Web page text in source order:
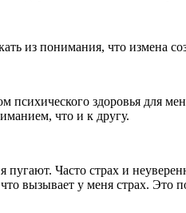
из понимания, что измена
здоровья для
что и к другу.
Часто страх и
вызывает у меня страх. Это